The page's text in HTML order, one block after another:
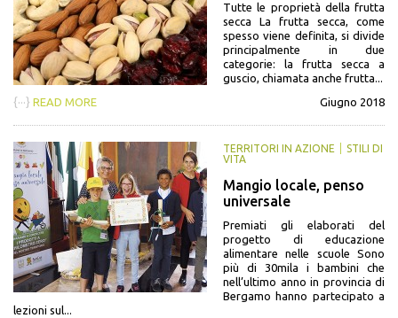
Tutte le proprietà della frutta
secca La frutta secca, come
spesso viene definita, si divide
principalmente in due
categorie: la frutta secca a
guscio, chiamata anche frutta...
{···} READ MORE Giugno 2018
TERRITORI IN AZIONE
STILI DI
VITA
Mangio locale, penso
universale
Premiati gli elaborati del
progetto di educazione
alimentare nelle scuole Sono
più di 30mila i bambini che
nell’ultimo anno in provincia di
Bergamo hanno partecipato a
lezioni sul...